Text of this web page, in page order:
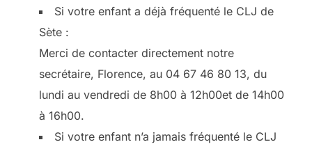
Si votre enfant a déjà fréquenté le CLJ de
Sète :
Merci de contacter directement notre
secrétaire, Florence, au 04 67 46 80 13, du
lundi au vendredi de 8h00 à 12h00et de 14h00
à 16h00.
Si votre enfant n’a jamais fréquenté le CLJ